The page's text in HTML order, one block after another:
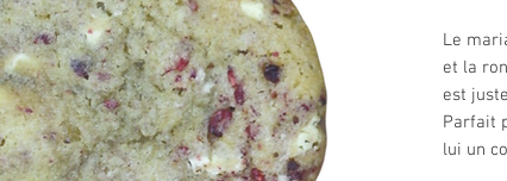
Le
et la
est
Parfait
lui un